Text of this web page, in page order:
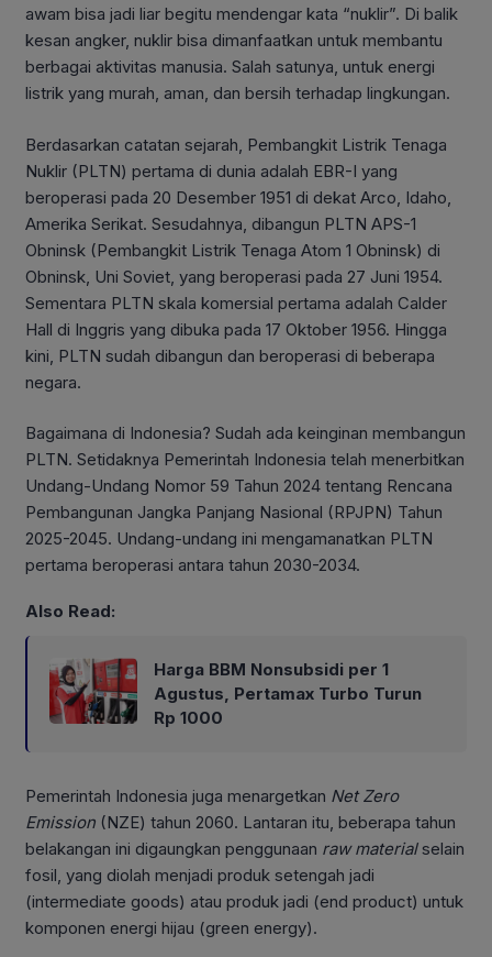
awam bisa jadi liar begitu mendengar kata “nuklir”. Di balik
kesan angker, nuklir bisa dimanfaatkan untuk membantu
berbagai aktivitas manusia. Salah satunya, untuk energi
listrik yang murah, aman, dan bersih terhadap lingkungan.
Berdasarkan catatan sejarah, Pembangkit Listrik Tenaga
Nuklir (PLTN) pertama di dunia adalah EBR-I yang
beroperasi pada 20 Desember 1951 di dekat Arco, Idaho,
Amerika Serikat. Sesudahnya, dibangun PLTN APS-1
Obninsk (Pembangkit Listrik Tenaga Atom 1 Obninsk) di
Obninsk, Uni Soviet, yang beroperasi pada 27 Juni 1954.
Sementara PLTN skala komersial pertama adalah Calder
Hall di Inggris yang dibuka pada 17 Oktober 1956. Hingga
kini, PLTN sudah dibangun dan beroperasi di beberapa
negara.
Bagaimana di Indonesia? Sudah ada keinginan membangun
PLTN. Setidaknya Pemerintah Indonesia telah menerbitkan
Undang-Undang Nomor 59 Tahun 2024 tentang Rencana
Pembangunan Jangka Panjang Nasional (RPJPN) Tahun
2025-2045. Undang-undang ini mengamanatkan PLTN
pertama beroperasi antara tahun 2030-2034.
Also Read:
Harga BBM Nonsubsidi per 1
Agustus, Pertamax Turbo Turun
Rp 1000
Pemerintah Indonesia juga menargetkan Net Zero
Emission (NZE) tahun 2060. Lantaran itu, beberapa tahun
belakangan ini digaungkan penggunaan raw materialselain
fosil, yang diolah menjadi produk setengah jadi
(intermediate goods) atau produk jadi (end product) untuk
komponen energi hijau (green energy).